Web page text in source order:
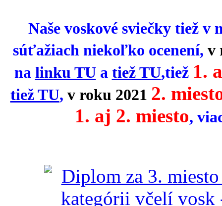
Naše voskové sviečky tiež
súťažiach niekoľko ocenení, v
na linku TUa tiež TU,tiež 1.
tiež TU, v roku 2021 2.
1. aj 2. miesto,